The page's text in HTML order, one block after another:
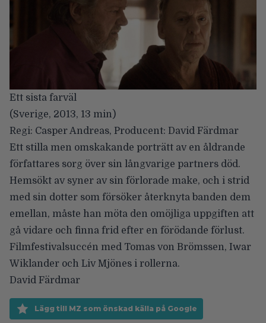
Ett sista farväl
(Sverige, 2013, 13 min)
Regi: Casper Andreas, Producent: David Färdmar
Ett stilla men omskakande porträtt av en åldrande
författares sorg över sin långvarige partners död.
Hemsökt av syner av sin förlorade make, och i strid
med sin dotter som försöker återknyta banden dem
emellan, måste han möta den omöjliga uppgiften att
gå vidare och finna frid efter en förödande förlust.
Filmfestivalsuccén med Tomas von Brömssen, Iwar
Wiklander och Liv Mjönes i rollerna.
David Färdmar
Lägg till MZ som önskad källa på Google